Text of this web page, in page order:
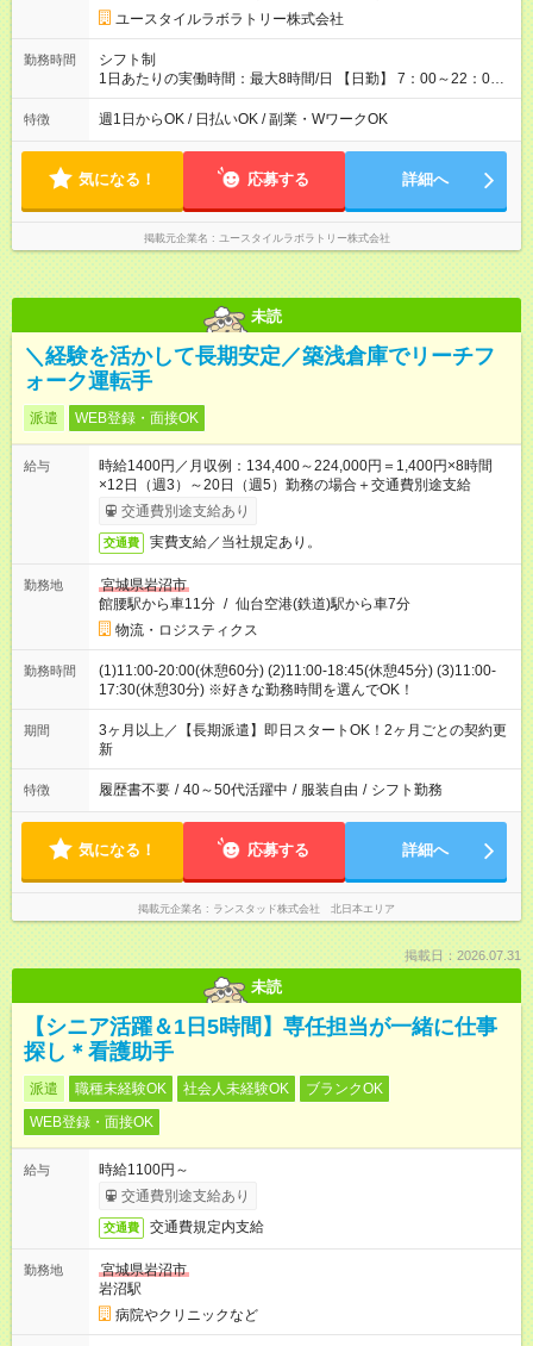
形態：本採用時と同じです。 給与：時給 1,040円以上
ユースタイルラボラトリー株式会社
勤務時間
シフト制
1日あたりの実働時間：最大8時間/日 【日勤】 7：00～22：00
の間で8時間勤務（休憩時間は法定通り） ※週1日～OK ／ 夜勤
なし ＊＊ 勤務時間例 ＊＊ ■8時から17時 ■9時から18時 ■10
定（毎週同じ曜日勤務）
特徴 週1日からOK / 日払いOK / 副業・WワークOK
気になる！ 応募する 詳細へ
掲載元企業名 ユースタイルラボラトリー株式会社
未読
＼経験を活かして長期安定／築浅倉庫でリーチフ
ォーク運転手
派遣 WEB登録・面接OK
給与
時給1400円／月収例：134,400～224,000円＝1,400円×8時間
×12日（週3）～20日（週5）勤務の場合＋交通費別途支給
交通費別途支給あり
交通費 実費支給／当社規定あり。
勤務地
宮城県岩沼市
館腰駅から車11分 / 仙台空港(鉄道)駅から車7分
物流・ロジスティクス
勤務時間
(1)11:00-20:00(休憩60分) (2)11:00-18:45(休憩45分) (3)11:00-
17:30(休憩30分) ※好きな勤務時間を選んでOK！
期間
3ヶ月以上／【長期派遣】即日スタートOK！2ヶ月ごとの契約更
新
特徴 履歴書不要 / 40～50代活躍中 / 服装自由 / シフト勤務
気になる！ 応募する 詳細へ
掲載元企業名 ランスタッド株式会社 北日本エリア
掲載日：2026.07.31
未読
【シニア活躍＆1日5時間】専任担当が一緒に仕事
探し＊看護助手
派遣 職種未経験OK 社会人未経験OK
ブランクOK
WEB登録・面接OK
給与
時給1100円～
交通費別途支給あり
交通費 交通費規定内支給
勤務地
宮城県岩沼市
岩沼駅
病院やクリニックなど